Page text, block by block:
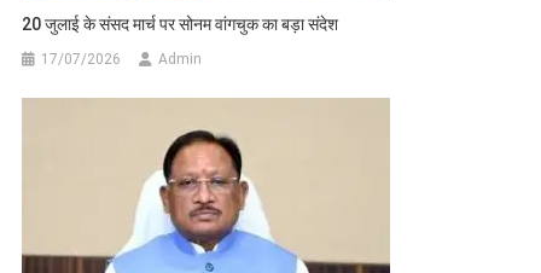
20 जुलाई के संसद मार्च पर सोनम वांगचुक का बड़ा संदेश
17/07/2026 Admin